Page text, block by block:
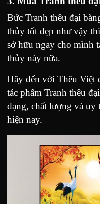
Bức Tranh thêu đại
thủy tốt đẹp như vậy
sở hữu ngay cho mình
thủy này nữa.
Hãy đến với Thêu Việt
tác phẩm Tranh thêu
dạng, chất lượng và uy
hiện nay.